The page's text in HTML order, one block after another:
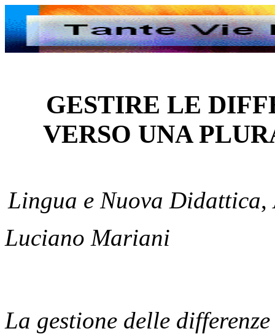
GESTIRE LE
VERSO UNA
Lingua e Nuova Didattica,
Luciano Mariani
La gestione delle